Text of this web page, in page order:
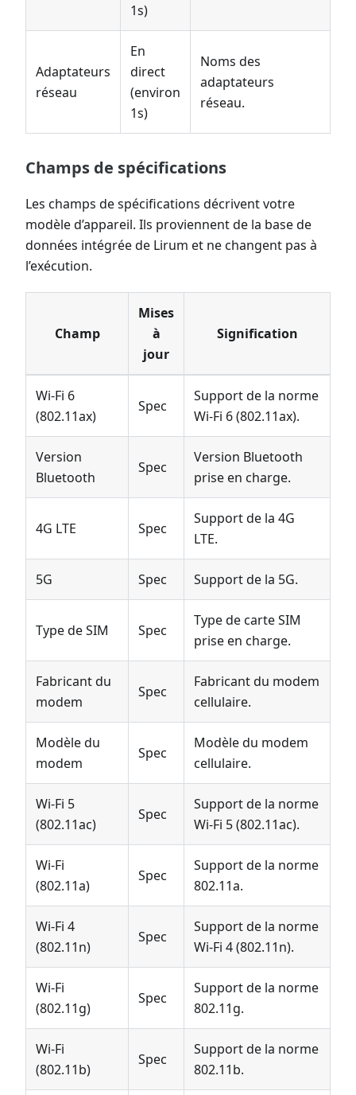
1s)
Adaptateurs
réseau
En
direct
(environ
1s)
Noms des
adaptateurs
réseau.
Champs de spécifications
Les champs de spécifications décrivent votre
modèle d’appareil. Ils proviennent de la base de
données intégrée de Lirum et ne changent pas à
l’exécution.
Champ
Mises
à
jour
Signification
Wi-Fi 6
(802.11ax)
Spec
Support de la norme
Wi-Fi 6 (802.11ax).
Version
Bluetooth
Spec
Version Bluetooth
prise en charge.
4G LTE Spec
Support de la 4G
LTE.
5G Spec Support de la 5G.
Type de SIM Spec
Type de carte SIM
prise en charge.
Fabricant du
modem
Spec
Fabricant du modem
cellulaire.
Modèle du
modem
Spec
Modèle du modem
cellulaire.
Wi-Fi 5
(802.11ac)
Spec
Support de la norme
Wi-Fi 5 (802.11ac).
Wi-Fi
(802.11a)
Spec
Support de la norme
802.11a.
Wi-Fi 4
(802.11n)
Spec
Support de la norme
Wi-Fi 4 (802.11n).
Wi-Fi
(802.11g)
Spec
Support de la norme
802.11g.
Wi-Fi
(802.11b)
Spec
Support de la norme
802.11b.